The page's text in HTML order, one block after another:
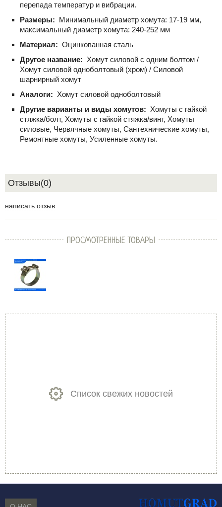
перепада температур и вибрации.
Размеры: Минимальный диаметр хомута: 17-19 мм,
максимальный диаметр хомута: 240-252 мм
Материал: Оцинкованная сталь
Другое название: Хомут силовой с одним болтом /
Хомут силовой одноболтовый (хром) / Силовой
шарнирный хомут
Аналоги: Хомут силовой одноболтовый
Другие варианты и виды хомутов: Хомуты с гайкой
стяжка/болт, Хомуты с гайкой стяжка/винт, Хомуты
силовые, Червячные хомуты, Сантехнические хомуты,
Ремонтные хомуты, Усиленные хомуты.
Отзывы(0)
написать отзыв
ПРОСМОТРЕННЫЕ ТОВАРЫ
Список свежих новостей